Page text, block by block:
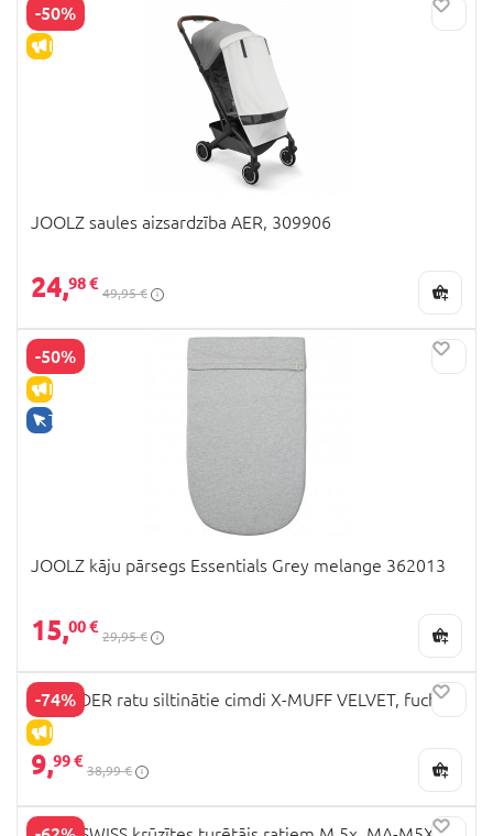
-50%
IZPĀRDOŠANA
JOOLZ saules aizsardzība AER, 309906
24,98 €
49,95 €
-50%
IZPĀRDOŠANA
TIKAI TIEŠSAISTĒ
JOOLZ kāju pārsegs Essentials Grey melange 362013
15,00 €
29,95 €
-74%
IZPĀRDOŠANA
X-LANDER ratu siltinātie cimdi X-MUFF VELVET, fuchsia
9,99 €
38,99 €